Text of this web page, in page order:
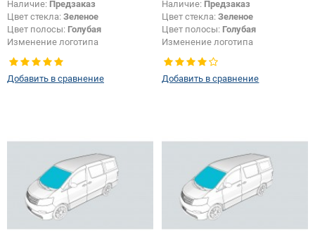
Наличие: Предзаказ
Цвет стекла: Зеленое
Цвет полосы: Голубая
Изменение логотипа
безопасности + шелкографии:
Добавить в сравнение
Наличие: Предзаказ
Цвет стекла:Зеленое
Цвет полосы: Голубая
Изменение логотипа
безопасности + шелкографии:
Добавить в сравнение